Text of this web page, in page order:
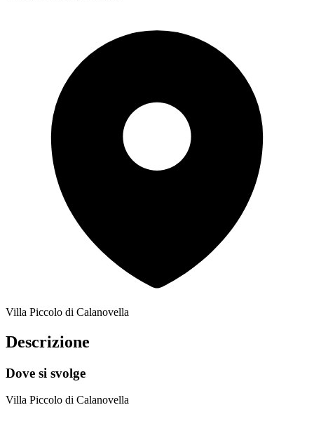
Villa Piccolo di Calanovella
Descrizione
Dove si svolge
Villa Piccolo di Calanovella